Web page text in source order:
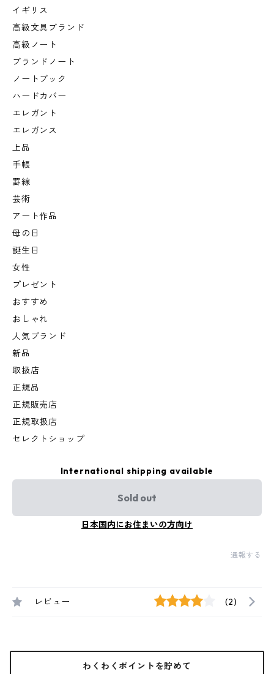
イギリス
高級文具ブランド
高級ノート
ブランドノート
ノートブック
ハードカバー
エレガント
エレガンス
上品
手帳
罫線
芸術
アート作品
母の日
誕生日
女性
プレゼント
おすすめ
おしゃれ
人気ブランド
新品
取扱店
正規品
正規販売店
正規取扱店
セレクトショップ
International shipping available
Sold out
日本国内にお住まいの方向け
通報する
レビュー (2)
わくわくポイントを貯めて